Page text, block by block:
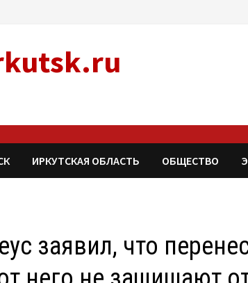
ИРКУТСКАЯ ОБЛАСТЬ ОБЩЕСТВО
заявил, что